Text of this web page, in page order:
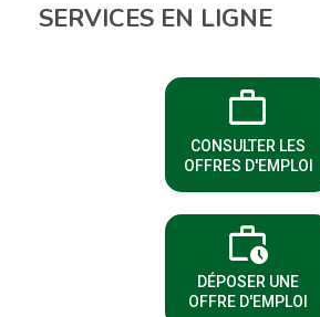
SERVICES EN LIGNE
work
CONSULTER LES
OFFRES D'EMPLOI
work_history
DÉPOSER UNE
OFFRE D'EMPLOI